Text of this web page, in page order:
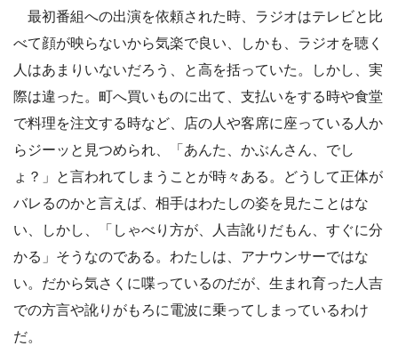
最初番組への出演を依頼された時、ラジオはテレビと比
べて顔が映らないから気楽で良い、しかも、ラジオを聴く
人はあまりいないだろう、と高を括っていた。しかし、実
際は違った。町へ買いものに出て、支払いをする時や食堂
で料理を注文する時など、店の人や客席に座っている人か
らジーッと見つめられ、「あんた、かぶんさん、でし
ょ？」と言われてしまうことが時々ある。どうして正体が
バレるのかと言えば、相手はわたしの姿を見たことはな
い、しかし、「しゃべり方が、人吉訛りだもん、すぐに分
かる」そうなのである。わたしは、アナウンサーではな
い。だから気さくに喋っているのだが、生まれ育った人吉
での方言や訛りがもろに電波に乗ってしまっているわけ
だ。